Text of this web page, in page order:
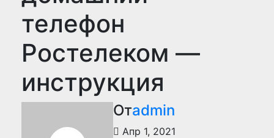
телефон
Ростелеком —
инструкция
Отadmin
Апр 1, 2021